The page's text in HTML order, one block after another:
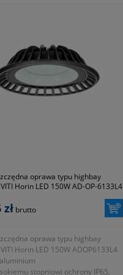
oprawa typu highbay
Horin LED 150W AD-OP-6133L4
brutto
oprawa typu highbay
Horin LED 150W ADOP6133L4
stopniowi ochrony IP65,